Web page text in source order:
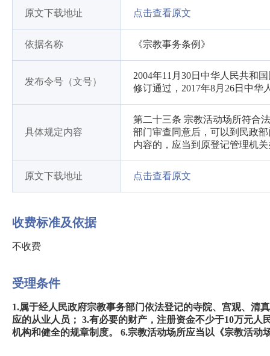
原文下载地址 点击查看原文
依据名称 《宗教事务条例》
发布令号（文号）
2004年11月30日中华人民共和
修订通过，2017年8月26日中华
具体规定内容
第二十三条 宗教活动场所符合
部门审查同意后，可以到民政
内容的，应当到原登记管理机
原文下载地址 点击查看原文
收费标准及依据
不收费
受理条件
1.属于经人民政府宗教事务部门依法登记的寺院、宫观、清
应的从业人员； 3.有必要的财产，注册资金不少于10万元
机构和健全的规章制度。 6.宗教活动场所应当以《宗教活动